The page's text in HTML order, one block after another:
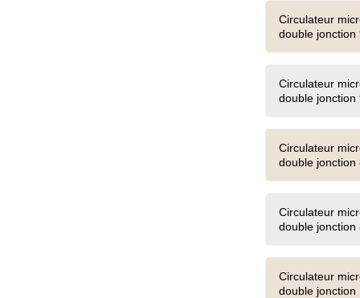
Circulateur
double jonction
Circulateur
double jonction
Circulateur
double jonction
Circulateur
double jonction
Circulateur
double jonction